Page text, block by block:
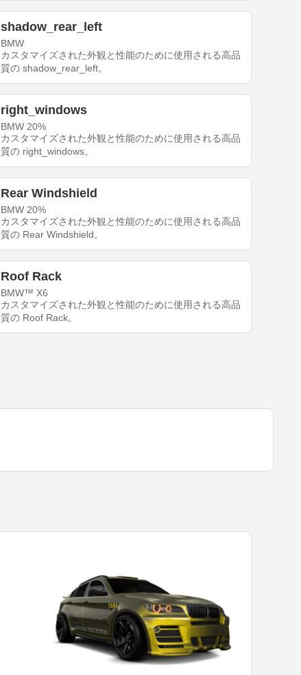
shadow_rear_left
BMW
カスタマイズされた外観と性能のために使用される高品
質の shadow_rear_left。
right_windows
BMW 20%
カスタマイズされた外観と性能のために使用される高品
質の right_windows。
Rear Windshield
BMW 20%
カスタマイズされた外観と性能のために使用される高品
質の Rear Windshield。
Roof Rack
BMW™ X6
カスタマイズされた外観と性能のために使用される高品
質の Roof Rack。